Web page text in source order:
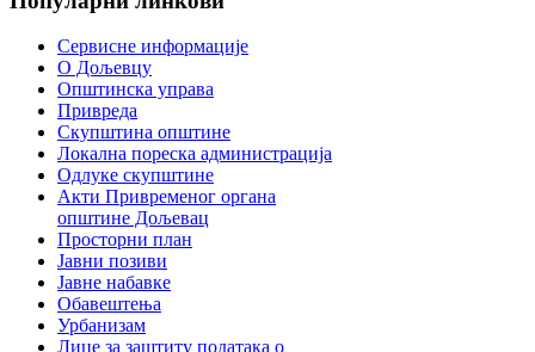
Сервисне информације
О Дољевцу
Општинска управа
Привреда
Скупштина општине
Локална пореска администрација
Одлуке скупштине
Акти Привременог органа
општине Дољевац
Просторни план
Јавни позиви
Јавне набавке
Обавештења
Урбанизам
Лице за заштиту података о